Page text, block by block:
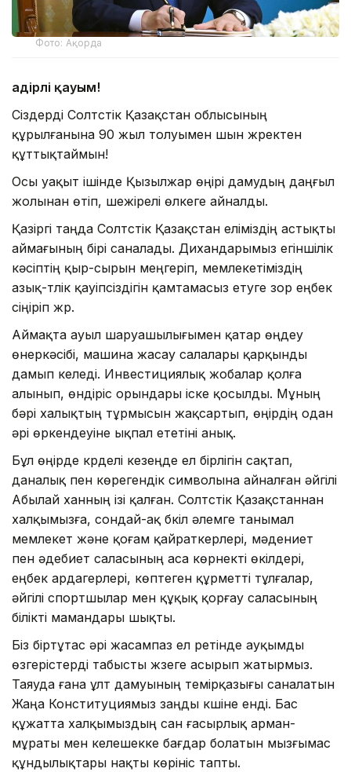
Фото: Ақорда
Қадірлі қауым!
Сіздерді Солтүстік Қазақстан облысының
құрылғанына 90 жыл толуымен шын жүректен
құттықтаймын!
Осы уақыт ішінде Қызылжар өңірі дамудың даңғыл
жолынан өтіп, шежірелі өлкеге айналды.
Қазіргі таңда Солтүстік Қазақстан еліміздің астықты
аймағының бірі саналады. Дихандарымыз егіншілік
кәсіптің қыр-сырын меңгеріп, мемлекетіміздің
азық-түлік қауіпсіздігін қамтамасыз етуге зор еңбек
сіңіріп жүр.
Аймақта ауыл шаруашылығымен қатар өңдеу
өнеркәсібі, машина жасау салалары қарқынды
дамып келеді. Инвестициялық жобалар қолға
алынып, өндіріс орындары іске қосылды. Мұның
бәрі халықтың тұрмысын жақсартып, өңірдің одан
әрі өркендеуіне ықпал ететіні анық.
Бұл өңірде күрделі кезеңде ел бірлігін сақтап,
даналық пен көрегендік символына айналған әйгілі
Абылай ханның ізі қалған. Солтүстік Қазақстаннан
халқымызға, сондай-ақ бүкіл әлемге танымал
мемлекет және қоғам қайраткерлері, мәдениет
пен әдебиет саласының аса көрнекті өкілдері,
еңбек ардагерлері, көптеген құрметті тұлғалар,
әйгілі спортшылар мен құқық қорғау саласының
білікті мамандары шықты.
Біз біртұтас әрі жасампаз ел ретінде ауқымды
өзгерістерді табысты жүзеге асырып жатырмыз.
Таяуда ғана ұлт дамуының темірқазығы саналатын
Жаңа Конституциямыз заңды күшіне енді. Бас
құжатта халқымыздың сан ғасырлық арман-
мұраты мен келешекке бағдар болатын мызғымас
құндылықтары нақты көрініс тапты.